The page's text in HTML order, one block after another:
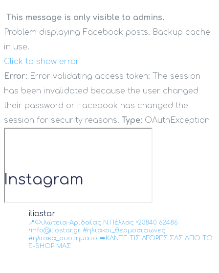
This message is only visible to admins.
Problem displaying Facebook posts. Backup cache
in use.
Click to show error
Error: Error validating access token: The session
has been invalidated because the user changed
their password or Facebook has changed the
session for security reasons. Type: OAuthException
Instagram
iliostar
📍Φιλώτεια-Αριδαίας Ν.Πέλλας •23840 62486
•info@iliostar.gr #ηλιακοι_θερμοσιφωνες
#ηλιακα_συστηματα ➡️ΚΑΝΤΕ ΤΙΣ ΑΓΟΡΕΣ ΣΑΣ ΑΠΟ ΤΟ
E-SHOP ΜΑΣ